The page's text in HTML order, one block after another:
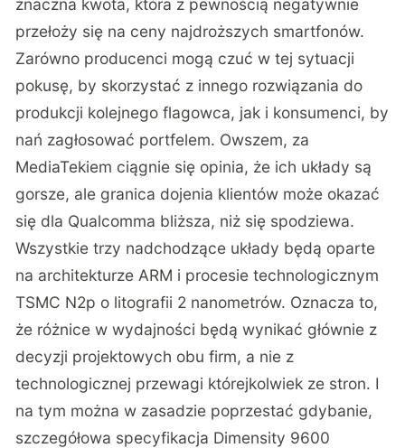
znaczna kwota, która z pewnością negatywnie
przełoży się na ceny najdroższych smartfonów.
Zarówno producenci mogą czuć w tej sytuacji
pokusę, by skorzystać z innego rozwiązania do
produkcji kolejnego flagowca, jak i konsumenci, by
nań zagłosować portfelem. Owszem, za
MediaTekiem ciągnie się opinia, że ich układy są
gorsze, ale granica dojenia klientów może okazać
się dla Qualcomma bliższa, niż się spodziewa.
Wszystkie trzy nadchodzące układy będą oparte
na architekturze ARM i procesie technologicznym
TSMC N2p o litografii 2 nanometrów. Oznacza to,
że różnice w wydajności będą wynikać głównie z
decyzji projektowych obu firm, a nie z
technologicznej przewagi którejkolwiek ze stron. I
na tym można w zasadzie poprzestać gdybanie,
szczegółowa specyfikacja Dimensity 9600